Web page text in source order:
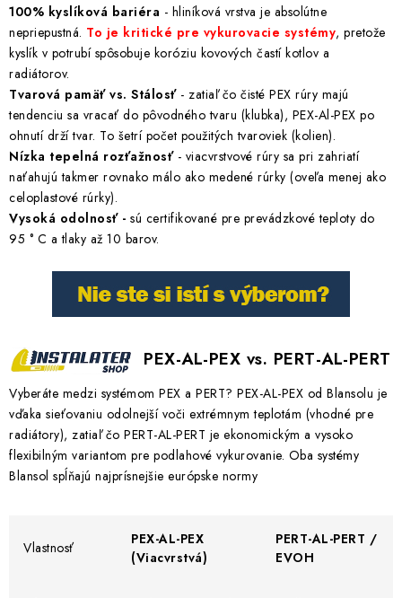
100% kyslíková bariéra - hliníková vrstva je absolútne
nepriepustná. To je kritické pre vykurovacie systémy, pretože
kyslík v potrubí spôsobuje koróziu kovových častí kotlov a
radiátorov.
Tvarová pamäť vs. Stálosť- zatiaľ čo čisté PEX rúry majú
tendenciu sa vracať do pôvodného tvaru (klubka), PEX-Al-PEX po
ohnutí drží tvar. To šetrí počet použitých tvaroviek (kolien).
Nízka tepelná rozťažnosť- viacvrstvové rúry sa pri zahriatí
naťahujú takmer rovnako málo ako medené rúrky (oveľa menej ako
celoplastové rúrky).
Vysoká odolnosť - sú certifikované pre prevádzkové teploty do
95 ° C a tlaky až 10 barov.
PEX-AL-PEX vs. PERT-AL-PERT
Vyberáte medzi systémom PEX a PERT? PEX-AL-PEX od Blansolu je
vďaka sieťovaniu odolnejší voči extrémnym teplotám (vhodné pre
radiátory), zatiaľ čo PERT-AL-PERT je ekonomickým a vysoko
flexibilným variantom pre podlahové vykurovanie. Oba systémy
Blansol spĺňajú najprísnejšie európske normy
Vlastnosť
PEX-AL-PEX
(Viacvrstvá)
PERT-AL-PERT /
EVOH